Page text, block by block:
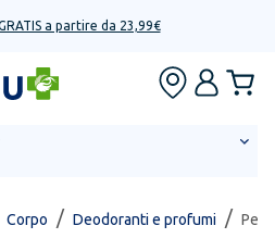
a partire da 23,99€
Corpo / Deodoranti e profumi /